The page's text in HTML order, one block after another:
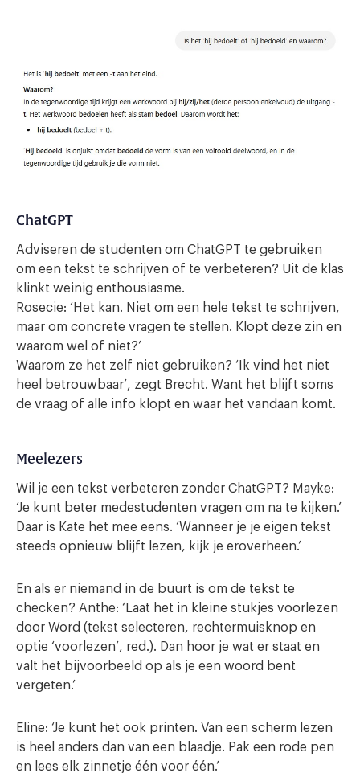
ChatGPT
Adviseren de studenten om ChatGPT te gebruiken
om een tekst te schrijven of te verbeteren? Uit de klas
klinkt weinig enthousiasme.
Rosecie: ‘Het kan. Niet om een hele tekst te schrijven,
maar om concrete vragen te stellen. Klopt deze zin en
waarom wel of niet?’
Waarom ze het zelf niet gebruiken? ‘Ik vind het niet
heel betrouwbaar’, zegt Brecht. Want het blijft soms
de vraag of alle info klopt en waar het vandaan komt.
Meelezers
Wil je een tekst verbeteren zonder ChatGPT? Mayke:
‘Je kunt beter medestudenten vragen om na te kijken.’
Daar is Kate het mee eens. ‘Wanneer je je eigen tekst
steeds opnieuw blijft lezen, kijk je eroverheen.’
En als er niemand in de buurt is om de tekst te
checken? Anthe: ‘Laat het in kleine stukjes voorlezen
door Word (tekst selecteren, rechtermuisknop en
optie ‘voorlezen’, red.). Dan hoor je wat er staat en
valt het bijvoorbeeld op als je een woord bent
vergeten.’
Eline: ‘Je kunt het ook printen. Van een scherm lezen
is heel anders dan van een blaadje. Pak een rode pen
en lees elk zinnetje één voor één.’